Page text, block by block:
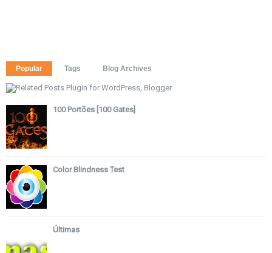
Popular Tags Blog Archives
100 Portões [100 Gates]
Color Blindness Test
Últimas